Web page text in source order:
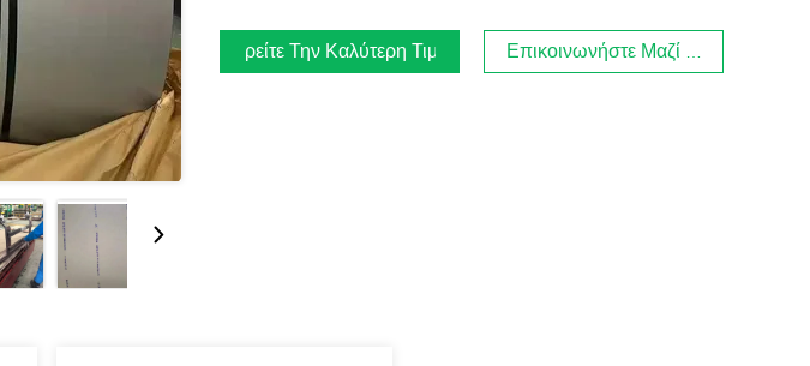
Βρείτε Την Καλύτερη Τιμή Επικοινωνήστε Μαζί Μας